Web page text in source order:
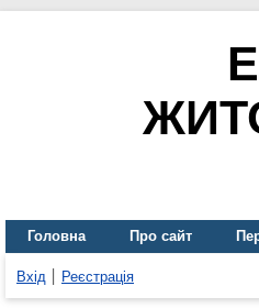
Головна Про сайт
Вхід Реєстрація